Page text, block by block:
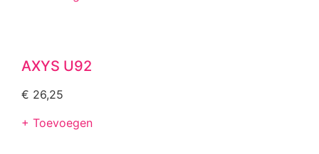
AXYS U92
€ 26,25
+ Toevoegen